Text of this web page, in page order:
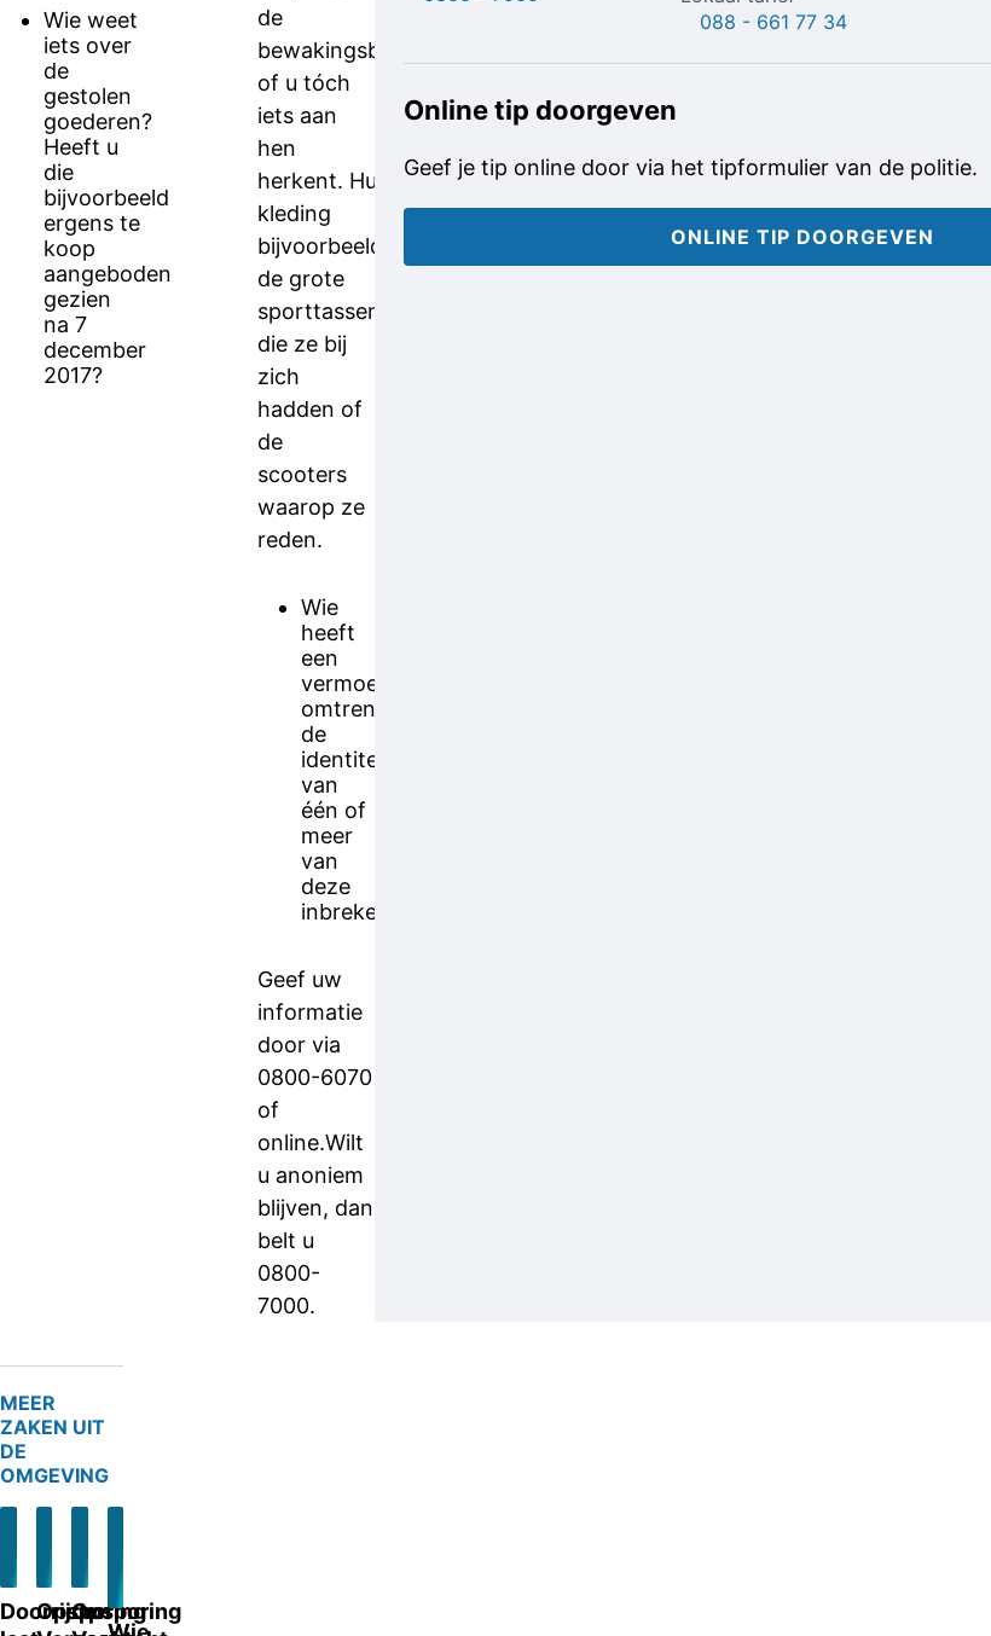
Wie weet
iets over
de
gestolen
goederen?
Heeft u
die
bijvoorbeeld
ergens te
koop
aangeboden
gezien
na 7
december
2017?
de
bewakingsbeelden
of u tóch
iets aan
hen
herkent. Hun
kleding
bijvoorbeeld,
de grote
sporttassen
die ze bij
zich
hadden of
de
scooters
waarop ze
reden.
Wie
heeft
een
vermoeden
omtrent
de
identiteit
van
één of
meer
van
deze
inbrekers?
Geef uw
informatie
door via
0800-6070
of
online.Wilt
u anoniem
blijven, dan
belt u
0800-
7000.
088 - 661 77 34
Online tip doorgeven
Geef je tip online door via het tipformulier van de politie.
ONLINE TIP DOORGEVEN
MEER
ZAKEN UIT
DE
OMGEVING
Doorrijder
Opsporing
Opsporing